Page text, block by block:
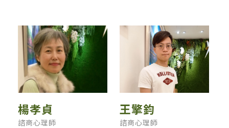
楊孝貞
諮商心理師
王擎鈞
諮商心理師